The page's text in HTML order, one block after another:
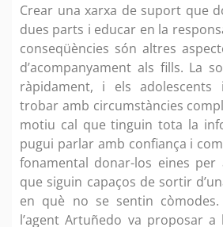
Crear una xarxa de suport que
dues parts i educar en la
conseqüències són altres
d’acompanyament als fills. La
ràpidament, i els
trobar amb circumstàncies
motiu cal que tinguin tota la
pugui parlar amb confiança i
fonamental donar-los eines
que siguin capaços de sortir
en què no se sentin
l’agent Artuñedo va proposar